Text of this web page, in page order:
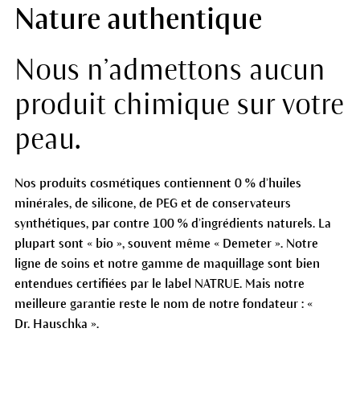
Nature authentique
Nous n’admettons aucun
produit chimique sur votre
peau.
Nos produits cosmétiques contiennent 0 % d’huiles
minérales, de silicone, de PEG et de conservateurs
synthétiques, par contre 100 % d’ingrédients naturels. La
plupart sont « bio », souvent même « Demeter ». Notre
ligne de soins et notre gamme de maquillage sont bien
entendues certifiées par le label NATRUE. Mais notre
meilleure garantie reste le nom de notre fondateur : «
Dr. Hauschka ».